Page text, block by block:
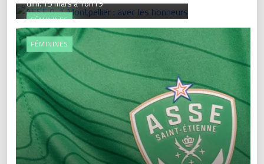
FÉMININES
dim. 15 mars à 16h19
FÉMININES